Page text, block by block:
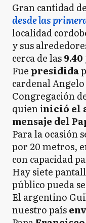
Gran cantidad de
desde las
localidad
y sus
cerca de las9.40
Fue presidida
cardenal Angelo
Congregación
quien inició el
mensaje del
Para la ocasión
por 20 metros,
con capacidad
Hay siete
público pueda
El argentino
nuestro país